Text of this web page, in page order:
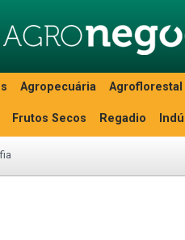
Agropecuária Agroflorestal
Frutos Secos Regadio